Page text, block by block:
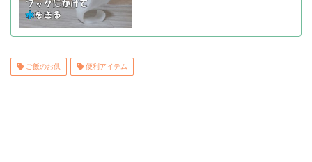
ご飯のお供 便利アイテム